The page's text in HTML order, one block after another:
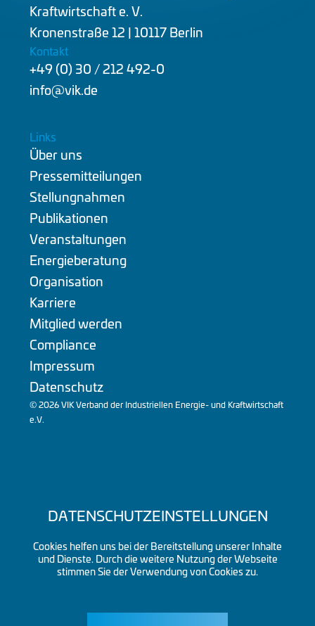
Kraftwirtschaft e. V.
Kronenstraße 12 | 10117 Berlin
Kontakt
+49 (0) 30 / 212 492-0
info@vik.de
Links
Über uns
Pressemitteilungen
Stellungnahmen
Publikationen
Veranstaltungen
Energieberatung
Organisation
Karriere
Mitglied werden
Compliance
Impressum
Datenschutz
© 2026 VIK Verband der Industriellen Energie- und Kraftwirtschaft
e.V.
DATENSCHUTZEINSTELLUNGEN
Cookies helfen uns bei der Bereitstellung unserer Inhalte
und Dienste. Durch die weitere Nutzung der Webseite
stimmen Sie der Verwendung von Cookies zu.